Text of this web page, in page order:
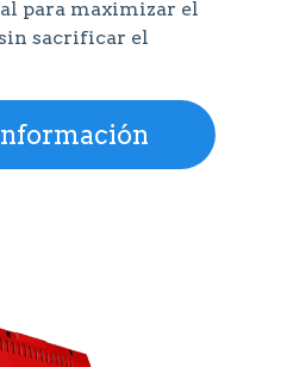
para maximizar el
sacrificar el